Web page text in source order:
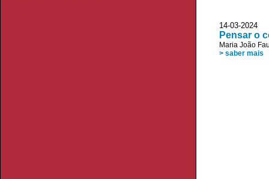
14-03-
Pensar o
Maria João
> saber mais